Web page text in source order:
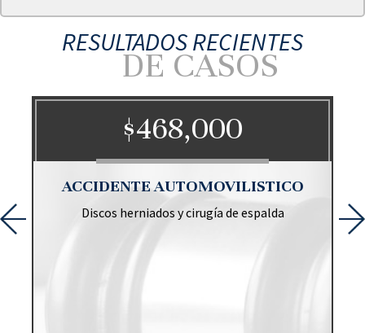
RESULTADOS RECIENTES
DE CASOS
$468,000
ACCIDENTE AUTOMOVILISTICO
Discos herniados y cirugía de espalda
Un